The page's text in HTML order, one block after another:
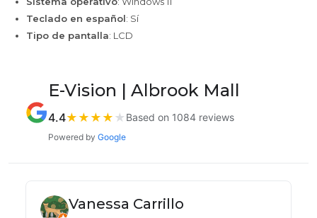
Teclado en español: Sí
Tipo de pantalla: LCD
E-Vision | Albrook Mall
4.4★ ★ ★ ★ ★ Based on 1084 reviews
Powered by Google
Vanessa Carrillo